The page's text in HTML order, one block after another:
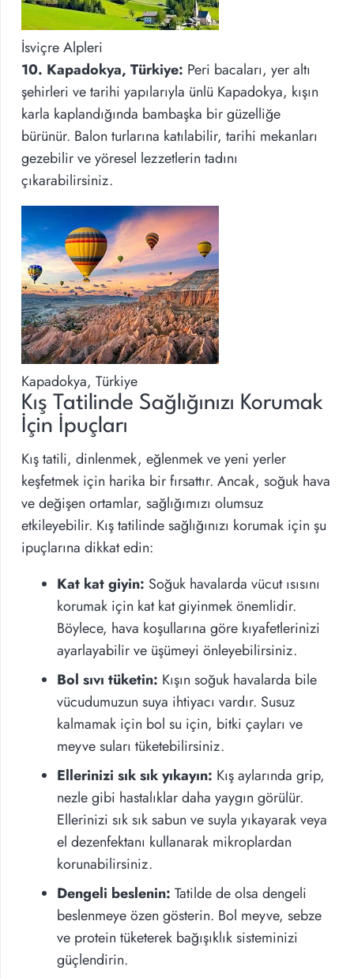
İsviçre Alpleri
10. Kapadokya, Türkiye: Peri bacaları, yer altı
şehirleri ve tarihi yapılarıyla ünlü Kapadokya, kışın
karla kaplandığında bambaşka bir güzelliğe
bürünür. Balon turlarına katılabilir, tarihi mekanları
gezebilir ve yöresel lezzetlerin tadını
çıkarabilirsiniz.
Kapadokya, Türkiye
Kış Tatilinde Sağlığınızı Korumak
İçin İpuçları
Kış tatili, dinlenmek, eğlenmek ve yeni yerler
keşfetmek için harika bir fırsattır. Ancak, soğuk hava
ve değişen ortamlar, sağlığımızı olumsuz
etkileyebilir. Kış tatilinde sağlığınızı korumak için şu
ipuçlarına dikkat edin:
Kat kat giyin: Soğuk havalarda vücut ısısını
korumak için kat kat giyinmek önemlidir.
Böylece, hava koşullarına göre kıyafetlerinizi
ayarlayabilir ve üşümeyi önleyebilirsiniz.
Bol sıvı tüketin: Kışın soğuk havalarda bile
vücudumuzun suya ihtiyacı vardır. Susuz
kalmamak için bol su için, bitki çayları ve
meyve suları tüketebilirsiniz.
Ellerinizi sık sık yıkayın: Kış aylarında grip,
nezle gibi hastalıklar daha yaygın görülür.
Ellerinizi sık sık sabun ve suyla yıkayarak veya
el dezenfektanı kullanarak mikroplardan
korunabilirsiniz.
Dengeli beslenin: Tatilde de olsa dengeli
beslenmeye özen gösterin. Bol meyve, sebze
ve protein tüketerek bağışıklık sisteminizi
güçlendirin.